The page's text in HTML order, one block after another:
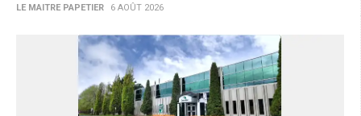
LE MAITRE PAPETIER 6 AOÛT 2026